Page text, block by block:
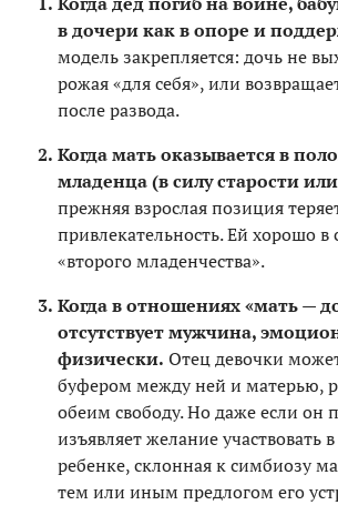
в дочери как в опоре и
модель закрепляется: дочь не
рожая «для себя», или
после развода.
Когда мать оказывается в
младенца (в силу старости
прежняя взрослая позиция
привлекательность. Ей хорошо в
«второго младенчества».
Когда в отношениях «мать —
отсутствует мужчина,
физически. Отец девочки
буфером между ней и матерью,
обеим свободу. Но даже если он
изъявляет желание участвовать
ребенке, склонная к симбиозу
тем или иным предлогом его